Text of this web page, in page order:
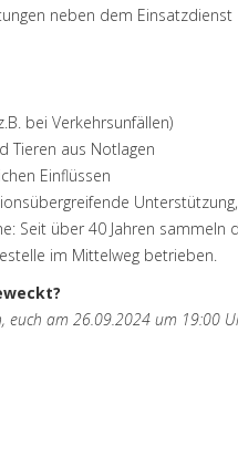
neben dem Einsatzdienst
bei Verkehrsunfällen)
Tieren aus Notlagen
Einflüssen
Seit über 40 Jahren
im Mittelweg betrieben.
euch am 26.09.2024 um 19:00